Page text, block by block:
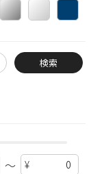
検索
～